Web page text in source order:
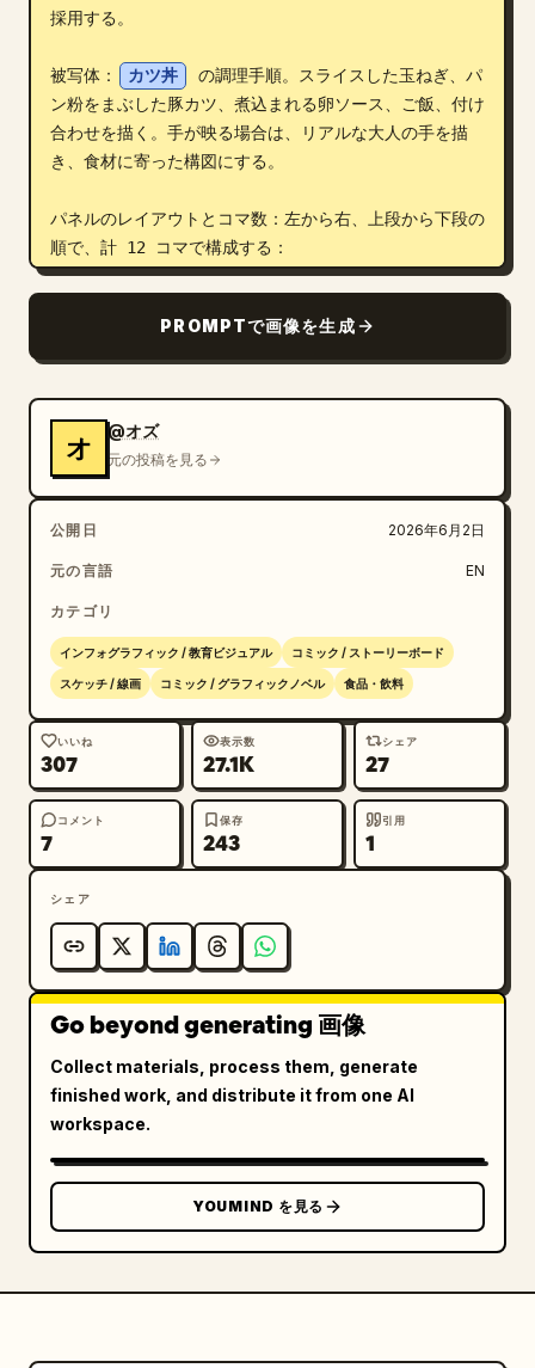
採用する。
被写体： カツ丼
の調理手順。スライスした玉ねぎ、パ
ン粉をまぶした豚カツ、煮込まれる卵ソース、ご飯、付け
合わせを描く。手が映る場合は、リアルな大人の手を描
き、食材に寄った構図にする。
パネルのレイアウトとコマ数：左から右、上段から下段の
順で、計 12 コマで構成する：
1. まな板の上で、大きな包丁を使い、淡い色の玉ねぎを
2. まな板の上にある、粗いパン粉をまとった豚カツをト
ングで持っているクローズアップ。
かりと押さえているクローズアップ。
4. 丸い金属製の鍋に透明な液体（出汁）が注がれ、波紋
が広がっている様子を真上から捉えたクローズアップ。
5. 鍋の中でスライスした玉ねぎが沸騰した出汁で煮込ま
れ、湯気が立ち上っているクローズアップ。
6. スライスしたカツを、手で鍋の中の玉ねぎの上にのせ
7. 溶き卵をカツと玉ねぎの上から回し入れ、クリーミー
な卵液が鍋全体に広がっているクローズアップ。
8. 鍋に金属製の蓋がされ、縁から湯気が漏れているクロ
9. ふっくらとした白米が盛られた大きな丼。米粒がはっ
きりと描かれているクローズアップ。
10. 調理されたカツ、玉ねぎ、とろとろの卵を鍋から丼
のご飯の上へ滑らせている様子。卵がとろりと伸びている
クローズアップ。
かけている様子。湯気が立ち上っているクローズアップ。
12. 箸でソースの絡んだカツを一切れ持ち上げ、卵が滴
り落ちている様子。下に丼が見える盛り付けのクローズア
ップ。
ーミングすること。すべてのパネルで一貫した照明と手描
きの鉛筆の陰影を維持すること。レシピのストーリーボー
ドとして順序が読み取れるようにすること。テキストラベ
ル、数字、余分なパネル、説明にない調理器具、カラフル
で現代的なグラフィックは追加しないこと。
PROMPTで画像を生成
オ
@オズ
元の投稿を見る
公開日 2026年6月2日
元の言語 EN
カテゴリ
インフォグラフィック / 教育ビジュアル コミック / ストーリーボード
スケッチ / 線画 コミック / グラフィックノベル 食品・飲料
いいね
307
表示数
27.1K
シェア
27
コメント
7
保存
243
引用
1
シェア
Go beyond generating 画像
Collect materials, process them, generate
finished work, and distribute it from one AI
workspace.
YOUMIND を見る